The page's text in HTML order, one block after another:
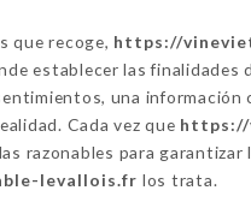
que recoge, https://
establecer las
una
Cada vez que
razonables para
levallois.fr los trata.